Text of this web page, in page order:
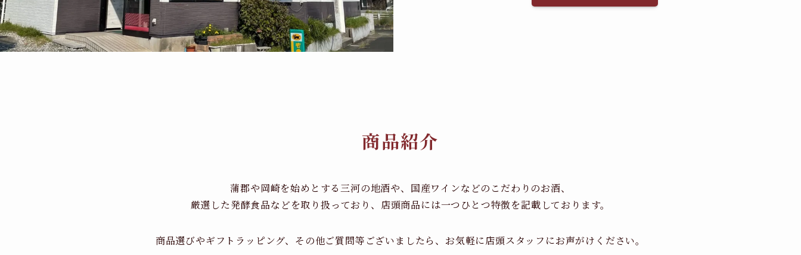
商品紹介
蒲郡や岡崎を始めとする三河の地酒や、国産ワインなどのこだわりのお酒、
厳選した発酵食品などを取り扱っており、店頭商品には一つひとつ特徴を記載しております。
商品選びやギフトラッピング、その他ご質問等ございましたら、お気軽に店頭スタッフにお声がけください。